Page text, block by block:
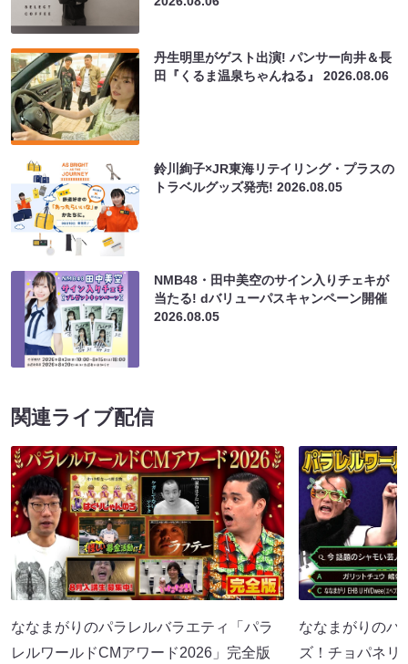
丹生明里がゲスト出演! パンサー向井＆長
田『くるま温泉ちゃんねる』2026.08.06
鈴川絢子×JR東海リテイリング・プラスの
トラベルグッズ発売!2026.08.05
NMB48・田中美空のサイン入りチェキが
当たる! dバリューパスキャンペーン開催
2026.08.05
関連ライブ配信
ななまがりのパラレルバラエティ「パラ
レルワールドCMアワード2026」完全版
ななまがりのパ
ズ！チョパネ